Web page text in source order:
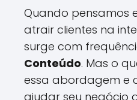
Quando pensamos
atrair clientes na
surge com
Conteúdo. Mas o
essa abordagem e
ajudar seu negócio